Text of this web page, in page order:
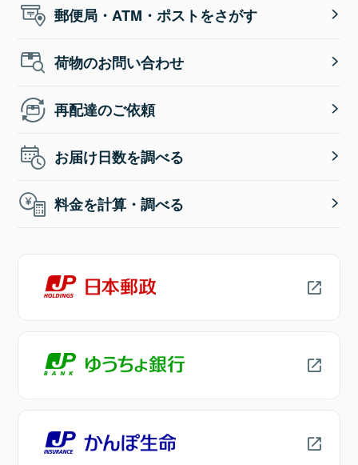
郵便局・ATM・ポストをさがす
荷物のお問い合わせ
再配達のご依頼
お届け日数を調べる
料金を計算・調べる